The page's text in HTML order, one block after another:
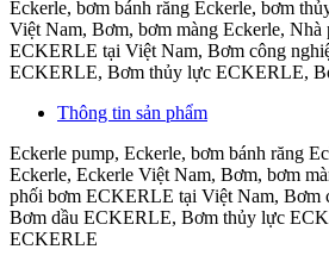
Eckerle, bơm bánh răng Eckerle, bơm
Việt Nam, Bơm, bơm màng Eckerle, Nhà
ECKERLE tại Việt Nam, Bơm công
ECKERLE, Bơm thủy lực ECKERLE,
Thông tin sản phẩm
Eckerle pump, Eckerle, bơm bánh răng
Eckerle, Eckerle Việt Nam, Bơm, bơm
phối bơm ECKERLE tại Việt Nam, Bơm
Bơm dầu ECKERLE, Bơm thủy lực
ECKERLE